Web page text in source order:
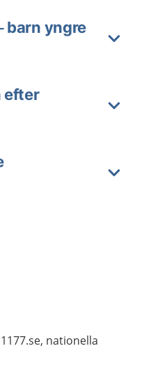
barn yngre
efter
1177.se, nationella